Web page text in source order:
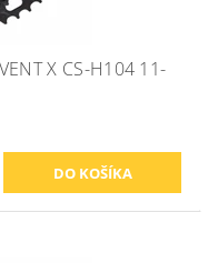
X CS-H104 11-